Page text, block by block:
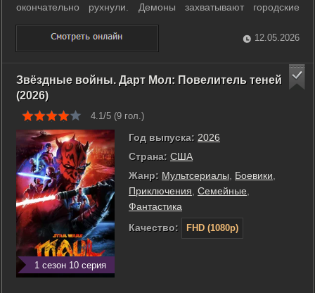
окончательно рухнули. Демоны захватывают городские
кварталы, пока правительственная организация DARKCOM
открыто охотится на охотника-полукровку Данте. Он сбегает
из-под стражи и пробивается через ряды ...
12.05.2026
Звёздные войны. Дарт Мол: Повелитель теней
(2026)
4.1/5 (9 гол.)
1 сезон 10 серия
Год выпуска: 2026
Страна: США
Жанр: Мультсериалы Боевики
Приключения Семейные
Фантастика
Качество:
FHD (1080p)